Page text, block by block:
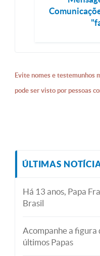
Evite nomes e testemunhos
pode ser visto por pessoas
ÚLTIMAS
Há 13 anos, Papa
Brasil
Acompanhe a figura
últimos Papas